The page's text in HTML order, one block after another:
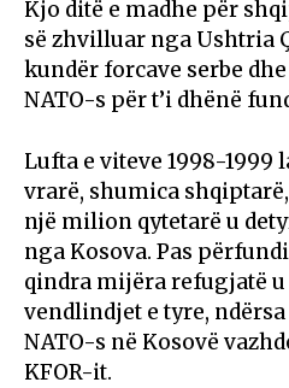
Kjo ditë e madhe për
së zhvilluar nga Ushtria
kundër forcave serbe
NATO-s për t’i dhënë
Lufta e viteve 1998-1999
vrarë, shumica
një milion qytetarë u
nga Kosova. Pas
qindra mijëra refugjatë
vendlindjet e tyre,
NATO-s në Kosovë
KFOR-it.